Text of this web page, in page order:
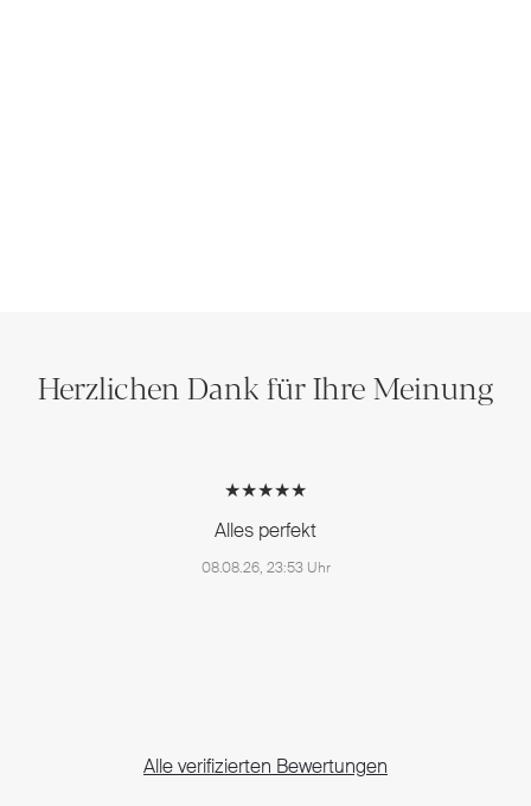
Herzlichen Dank für Ihre Meinung
★★★★★
Alles perfekt
08.08.26, 23:53 Uhr
Alle verifizierten Bewertungen